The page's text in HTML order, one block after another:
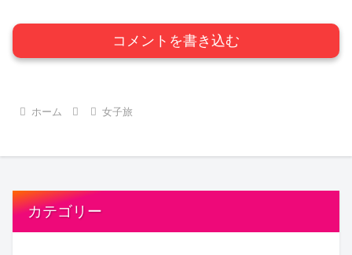
コメントを書き込む
ホーム 女子旅
カテゴリー